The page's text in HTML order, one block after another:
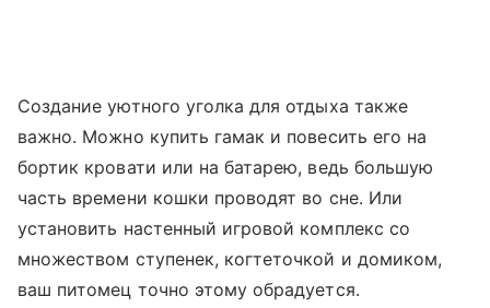
Создание уютного уголка для отдыха также
важно. Можно купить гамак и повесить его на
бортик кровати или на батарею, ведь большую
часть времени кошки проводят во сне. Или
установить настенный игровой комплекс со
множеством ступенек, когтеточкой и домиком,
ваш питомец точно этому обрадуется.